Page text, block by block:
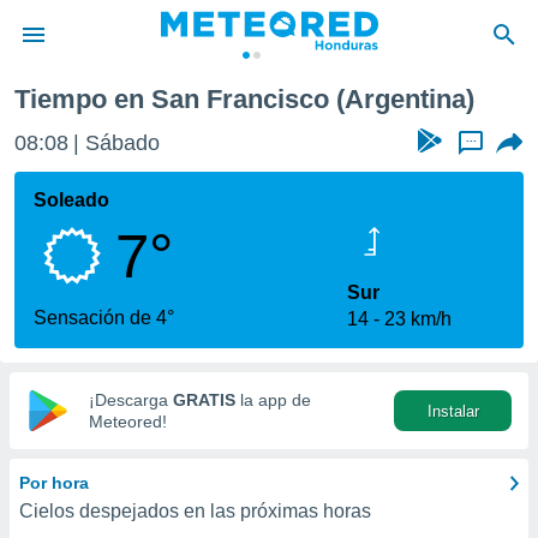
de
ha sido
calidad.
a este
las
y
digital
basada
Tiempo en San Francisco (Argentina)
08:08 Sábado ...
Soleado
7°
Sensación de 4°
Sur
14
23 km/h
¡Descarga GRATIS la app de
Meteored!
Instalar
Por hora
Cielos despejados en las próximas horas